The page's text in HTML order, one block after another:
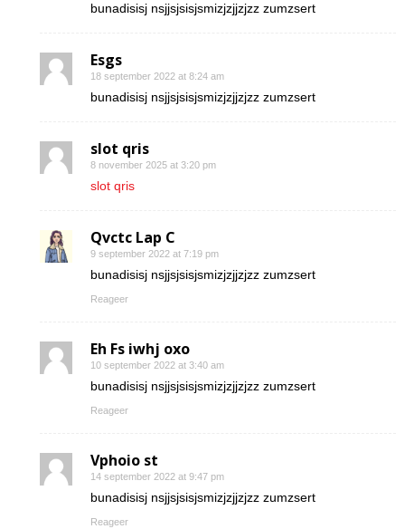
bunadisisj nsjjsjsisjsmizjzjjzjzz zumzsert
Esgs
18 september 2022 at 8:24 am
bunadisisj nsjjsjsisjsmizjzjjzjzz zumzsert
slot qris
8 november 2025 at 3:20 pm
slot qris
Qvctc Lap C
9 september 2022 at 7:19 pm
bunadisisj nsjjsjsisjsmizjzjjzjzz zumzsert
Reageer
Eh Fs iwhj oxo
10 september 2022 at 3:40 am
bunadisisj nsjjsjsisjsmizjzjjzjzz zumzsert
Reageer
Vphoio st
14 september 2022 at 9:47 pm
bunadisisj nsjjsjsisjsmizjzjjzjzz zumzsert
Reageer